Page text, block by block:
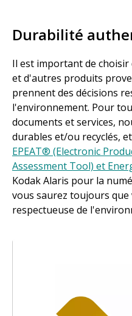
Durabilité
Il est important de choisir
et d'autres produits
prennent des décisions
l'environnement. Pour
documents et services,
durables et/ou recyclés,
EPEAT® (Electronic
Assessment Tool) et
Kodak Alaris pour la
vous saurez toujours
respectueuse de